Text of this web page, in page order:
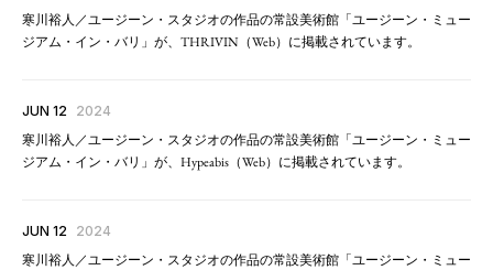
寒川裕人／ユージーン・スタジオの作品の常設美術館「ユージーン・ミュー
ジアム・イン・バリ」が、THRIVIN（Web）に掲載されています。
JUN 12 2024
寒川裕人／ユージーン・スタジオの作品の常設美術館「ユージーン・ミュー
ジアム・イン・バリ」が、Hypeabis（Web）に掲載されています。
JUN 12 2024
寒川裕人／ユージーン・スタジオの作品の常設美術館「ユージーン・ミュー